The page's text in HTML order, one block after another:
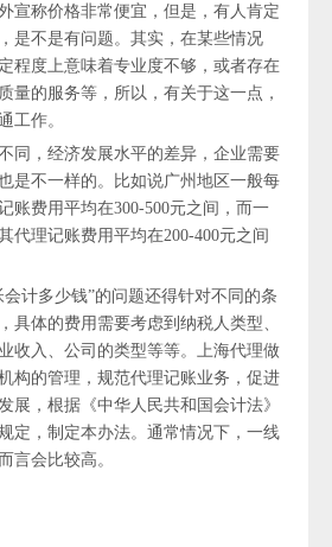
宣称价格非常便宜，但是，有人肯定
是不是有问题。其实，在某些情况
程度上意味着专业度不够，或者存在
量的服务等，所以，有关于这一点，
工作。
同，经济发展水平的差异，企业需要
是不一样的。比如说广州地区一般每
账费用平均在300-500元之间，而一
代理记账费用平均在200-400元之间
计多少钱”的问题还得针对不同的条
具体的费用需要考虑到纳税人类型、
收入、公司的类型等等。上海代理做
构的管理，规范代理记账业务，促进
展，根据《中华人民共和国会计法》
定，制定本办法。通常情况下，一线
言会比较高。